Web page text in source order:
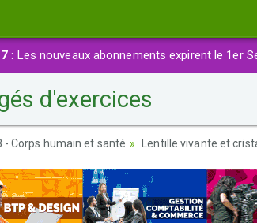
: Les nouveaux abonnements expirent le 1er
d'exercices
- Corps humain et santé Lentille vivante et